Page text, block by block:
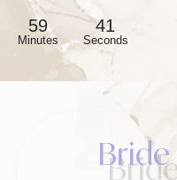
59
Minutes
39
Seconds